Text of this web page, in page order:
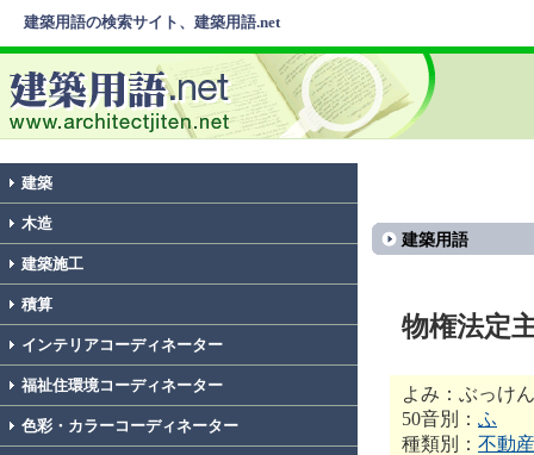
建築用語の検索サイト、建築用語.net
建築
木造
建築施工
積算
インテリアコーディネーター
福祉住環境コーディネーター
色彩・カラーコーディネーター
建築用語
物権法定
よみ：ぶっけ
50音別： ふ
種類別： 不動